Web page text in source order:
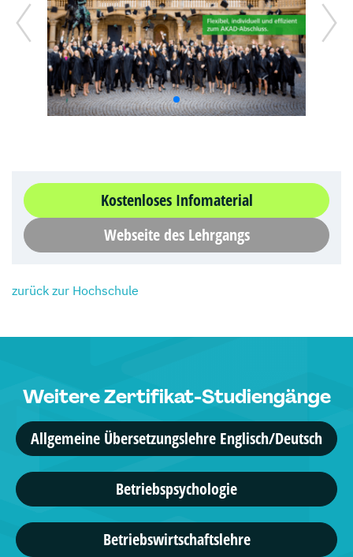
Kostenloses Infomaterial
Webseite des Lehrgangs
zurück zur Hochschule
Weitere Zertifikat-Studiengänge
Allgemeine Übersetzungslehre Englisch/Deutsch
Betriebspsychologie
Betriebswirtschaftslehre